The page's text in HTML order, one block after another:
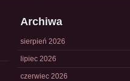
Archiwa
sierpień 2026
lipiec 2026
czerwiec 2026